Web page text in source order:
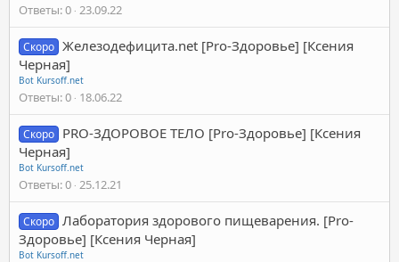
Ответы 0 23.09.22
Скоро Железодефицита.net [Pro-Здоровье] [Ксения
Черная]
Bot Kursoff.net
Ответы 0 18.06.22
Скоро PRO-ЗДОРОВОЕ ТЕЛО [Pro-Здоровье] [Ксения
Черная]
Bot Kursoff.net
Ответы 0 25.12.21
Скоро Лаборатория здорового пищеварения. [Pro-
Здоровье] [Ксения Черная]
Bot Kursoff.net